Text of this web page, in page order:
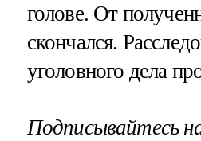
голове. От
скончался.
уголовного дела
Подписывайтесь